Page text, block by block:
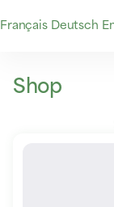
Français Deutsch
-
Shop